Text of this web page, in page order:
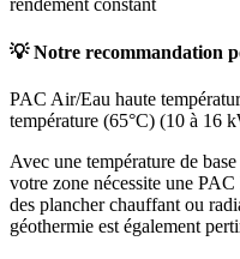
rendement constant
💡 Notre recommandation
PAC Air/Eau haute
température (65°C) (10 à 16
Avec une température de
votre zone nécessite une
des plancher chauffant ou
géothermie est également